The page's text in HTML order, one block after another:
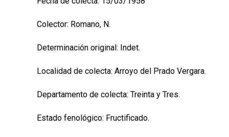
Colector: Romano, N.
Determinación original: Indet.
Localidad de colecta: Arroyo del Prado Vergara.
Departamento de colecta: Treinta y Tres.
Estado fenológico: Fructificado.